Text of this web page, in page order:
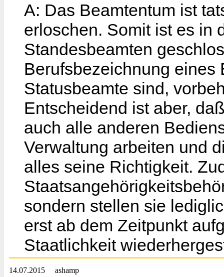
A: Das Beamtentum ist
erloschen. Somit ist es in
Standesbeamten
Berufsbezeichnung eines
Statusbeamte sind,
Entscheidend ist aber,
auch alle anderen
Verwaltung arbeiten und
alles seine Richtigkeit.
sondern stellen sie
erst ab dem Zeitpunkt
Staatlichkeit
14.07.2015 ashamp